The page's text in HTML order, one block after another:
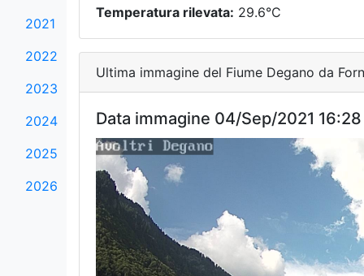
2021
2022
2023
2024
2025
2026
Temperatura rilevata: 29.6°C
Ultima immagine del Fiume Degano da
Data immagine 04/Sep/2021 16:28